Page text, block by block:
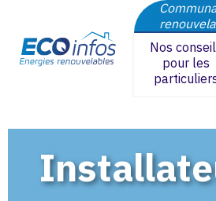
Nos
pour les